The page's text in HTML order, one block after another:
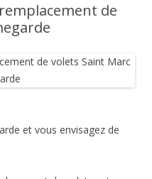
de
et vous envisagez de